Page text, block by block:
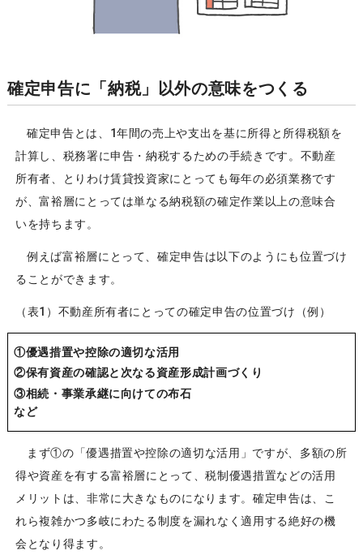
確定申告に「納税」以外の意味をつくる
確定申告とは、1年間の売上や支出を基に所得と所得税額を
計算し、税務署に申告・納税するための手続きです。不動産
所有者、とりわけ賃貸投資家にとっても毎年の必須業務です
が、富裕層にとっては単なる納税額の確定作業以上の意味合
いを持ちます。
例えば富裕層にとって、確定申告は以下のようにも位置づけ
ることができます。
（表1）不動産所有者にとっての確定申告の位置づけ（例）
①優遇措置や控除の適切な活用
②保有資産の確認と次なる資産形成計画づくり
③相続・事業承継に向けての布石
など
まず①の「優遇措置や控除の適切な活用」ですが、多額の所
得や資産を有する富裕層にとって、税制優遇措置などの活用
メリットは、非常に大きなものになります。確定申告は、こ
れら複雑かつ多岐にわたる制度を漏れなく適用する絶好の機
会となり得ます。